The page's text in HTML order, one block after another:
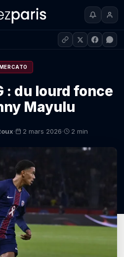
: du lourd fonce
Mayulu
· 2 mars 2026· 2 min